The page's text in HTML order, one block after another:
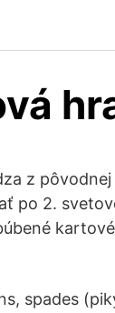
z
po 2.
spades